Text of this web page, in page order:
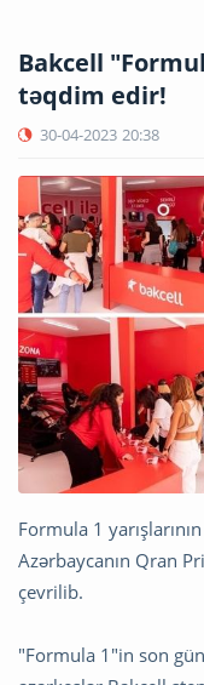
Bakcell
təqdim edir!
30-04-2023 20:38
Formula 1
Azərbaycanın Qran
çevrilib.
"Formula 1"in son